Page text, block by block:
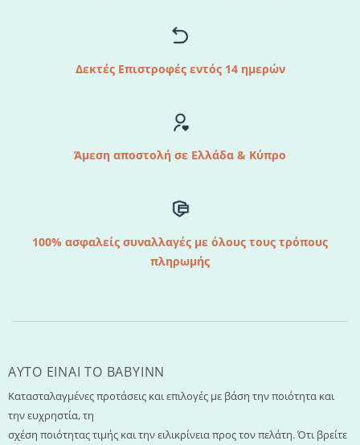
Δεκτές Επιστροφές εντός 14 ημερών
Άμεση αποστολή σε Ελλάδα & Κύπρο
100% ασφαλείς συναλλαγές με όλους τους τρόπους
πληρωμής
AYTO EINAI TO ΒΑΒΥΙΝΝ
Κατασταλαγμένες προτάσεις και επιλογές με βάση την ποιότητα και
την ευχρηστία, τη
σχέση ποιότητας τιμής και την ειλικρίνεια προς τον πελάτη. Ότι βρείτε